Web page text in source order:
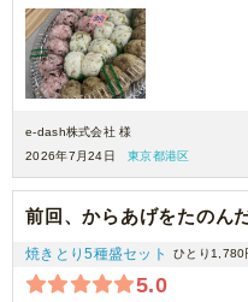
e-dash株式会社 様
2026年7月24日
東京都港区
前回、からあげをたのん
焼きとり5種盛セット ひとり1,780
5.0